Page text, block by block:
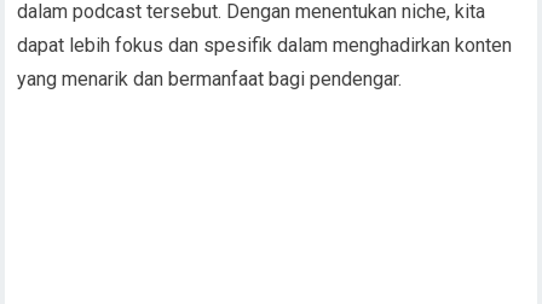
dalam podcast tersebut. Dengan menentukan niche, kita
dapat lebih fokus dan spesifik dalam menghadirkan konten
yang menarik dan bermanfaat bagi pendengar.